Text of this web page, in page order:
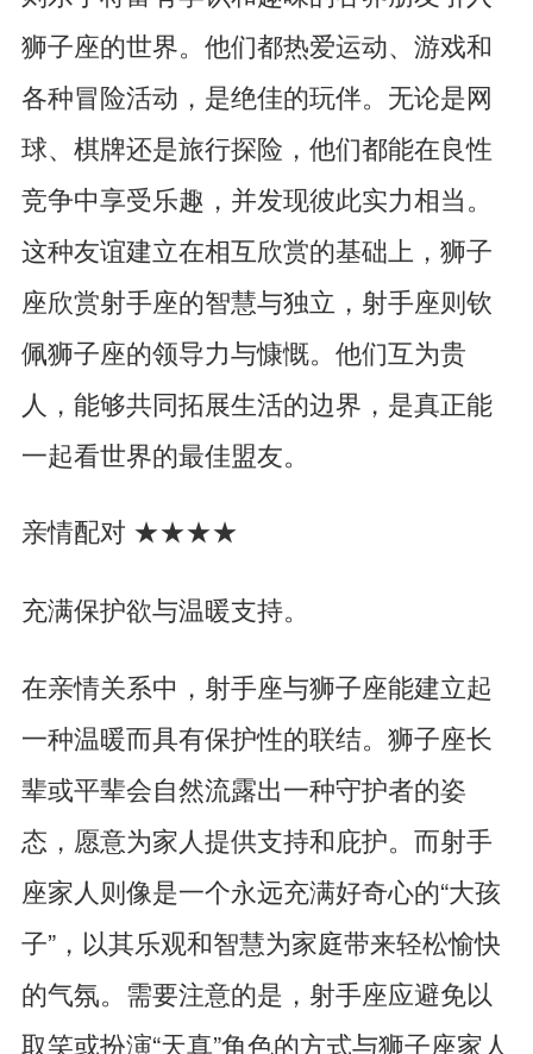
狮子座的世界。他们都热爱运动、游戏和
各种冒险活动，是绝佳的玩伴。无论是网
球、棋牌还是旅行探险，他们都能在良性
竞争中享受乐趣，并发现彼此实力相当。
这种友谊建立在相互欣赏的基础上，狮子
座欣赏射手座的智慧与独立，射手座则钦
佩狮子座的领导力与慷慨。他们互为贵
人，能够共同拓展生活的边界，是真正能
一起看世界的最佳盟友。
亲情配对 ★★★★
充满保护欲与温暖支持。
在亲情关系中，射手座与狮子座能建立起
一种温暖而具有保护性的联结。狮子座长
辈或平辈会自然流露出一种守护者的姿
态，愿意为家人提供支持和庇护。而射手
座家人则像是一个永远充满好奇心的“大孩
子”，以其乐观和智慧为家庭带来轻松愉快
的气氛。需要注意的是，射手座应避免以
取笑或扮演“天真”角色的方式与狮子座家人